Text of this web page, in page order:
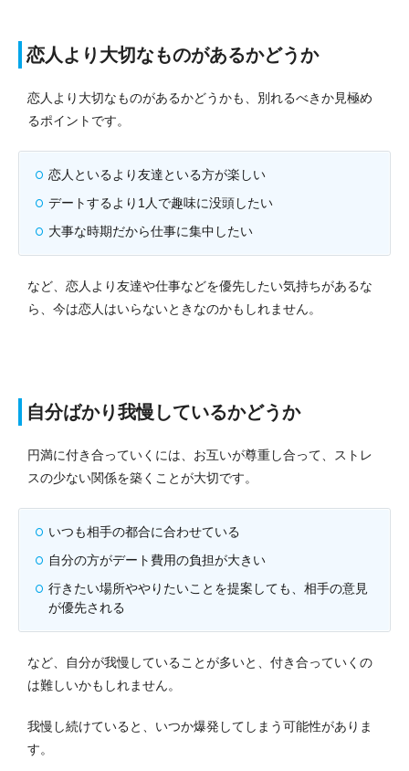
恋人より大切なものがあるかどうか
恋人より大切なものがあるかどうかも、別れるべきか見極め
るポイントです。
恋人といるより友達といる方が楽しい
デートするより1人で趣味に没頭したい
大事な時期だから仕事に集中したい
など、恋人より友達や仕事などを優先したい気持ちがあるな
ら、今は恋人はいらないときなのかもしれません。
自分ばかり我慢しているかどうか
円満に付き合っていくには、お互いが尊重し合って、ストレ
スの少ない関係を築くことが大切です。
いつも相手の都合に合わせている
自分の方がデート費用の負担が大きい
行きたい場所ややりたいことを提案しても、相手の意見
が優先される
など、自分が我慢していることが多いと、付き合っていくの
は難しいかもしれません。
我慢し続けていると、いつか爆発してしまう可能性がありま
す。